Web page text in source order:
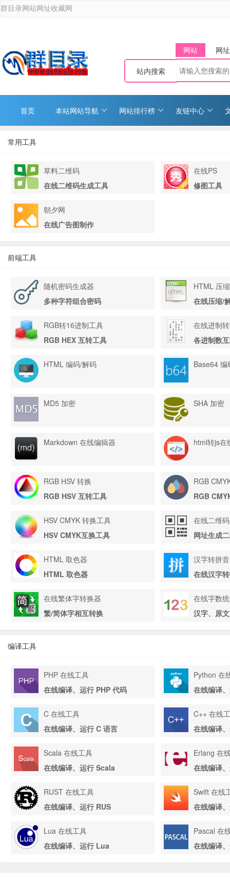
群目录网站网址收藏网
网站 网址
站内搜索
首页 本站网站导航 网站排行榜 友链中心
常用工具
草料二维码
在线二维码生成工具
在线PS
修图工具
朝夕网
在线广告图制作
前端工具
随机密码生成器
多种字符组合密码
HTML 压
在线压缩/
RGB转16进制工具
RGB HEX 互转工具
在线进制
各进制数
HTML 编码/解码 Base64 编
MD5 加密 SHA 加密
Markdown 在线编辑器 html转js在
RGB HSV 转换
RGB HSV 互转工具
RGB
RGB
HSV CMYK 转换工具
HSV CMYK互换工具
在线二维
网址生成
HTML 取色器
HTML 取色器
汉字转拼音
在线汉字
在线繁体字转换器
繁/简体字相互转换
在线字数
汉字、原
编译工具
PHP 在线工具
在线编译、运行 PHP 代码
Python 在
在线编译
C 在线工具
在线编译、运行 C 语言
C++ 在线
在线编译
Scala 在线工具
在线编译、运行 Scala
Erlang 在
在线编译
RUST 在线工具
在线编译、运行 RUS
Swift 在线
在线编译
Lua 在线工具
在线编译、运行 Lua
Pascal 在
在线编译